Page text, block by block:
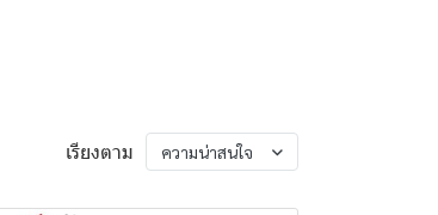
เรียงตาม ความน่าสนใจ